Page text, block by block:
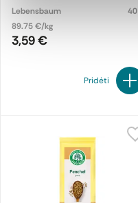
Lebensbaum
89.75 €/kg
3,59 €
Pridėti